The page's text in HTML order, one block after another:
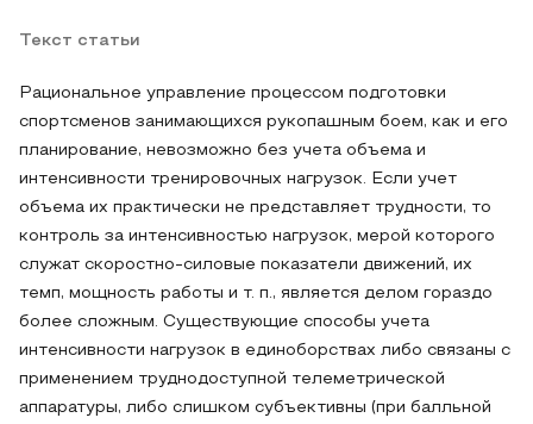
Текст статьи
Рациональное управление процессом подготовки
спортсменов занимающихся рукопашным боем, как и его
планирование, невозможно без учета объема и
интенсивности тренировочных нагрузок. Если учет
объема их практически не представляет трудности, то
контроль за интенсивностью нагрузок, мерой которого
служат скоростно-силовые показатели движений, их
темп, мощность работы и т. п., является делом гораздо
более сложным. Существующие способы учета
интенсивности нагрузок в единоборствах либо связаны с
применением труднодоступной телеметрической
аппаратуры, либо слишком субъективны (при балльной